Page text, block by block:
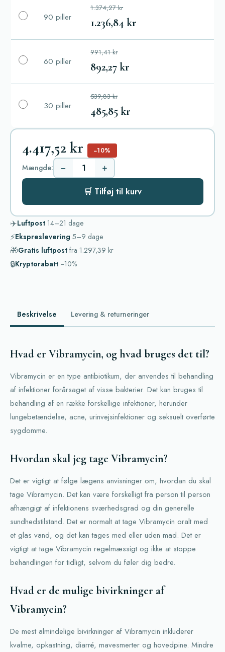
90 piller
1.374,27 kr
1.236,84 kr
60 piller
991,41 kr
892,27 kr
30 piller
539,83 kr
485,85 kr
4.417,52 kr −10%
Mængde: − +
🛒 Tilføj til kurv
✈️Luftpost 14–21 dage
⚡Ekspreslevering 5–9 dage
🎁Gratis luftpost fra 1.297,39 kr
🔒Kryptorabatt −10%
Beskrivelse Levering & returneringer
Hvad er Vibramycin, og hvad bruges det til?
Vibramycin er en type antibiotikum, der anvendes til behandling
af infektioner forårsaget af visse bakterier. Det kan bruges til
behandling af en række forskellige infektioner, herunder
lungebetændelse, acne, urinvejsinfektioner og seksuelt overførte
sygdomme.
Hvordan skal jeg tage Vibramycin?
Det er vigtigt at følge lægens anvisninger om, hvordan du skal
tage Vibramycin. Det kan være forskelligt fra person til person
afhængigt af infektionens sværhedsgrad og din generelle
sundhedstilstand. Det er normalt at tage Vibramycin oralt med
et glas vand, og det kan tages med eller uden mad. Det er
vigtigt at tage Vibramycin regelmæssigt og ikke at stoppe
behandlingen for tidligt, selvom du føler dig bedre.
Hvad er de mulige bivirkninger af
Vibramycin?
De mest almindelige bivirkninger af Vibramycin inkluderer
kvalme, opkastning, diarré, mavesmerter og hovedpine. Mindre